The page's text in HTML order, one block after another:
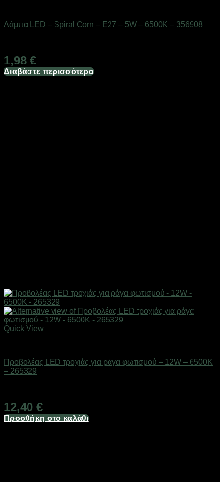
Λάμπα LED – Spiral Corn – E27 – 5W – 6500K – 356908
1,98 €
Διαβάστε περισσότερα
Quick View
Προβολέας LED τροχιάς για ράγα φωτισμού – 12W – 6500K
– 265329
12,40 €
Προσθήκη στο καλάθι